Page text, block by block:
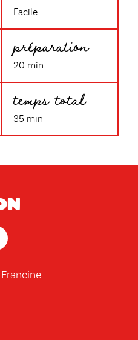
Facile
préparation
20 min
temps total
35 min